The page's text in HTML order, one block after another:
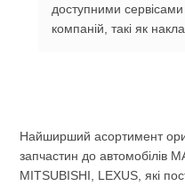
доступними
компаній, такі як
Найширший асортимент
запчастин до автомобілів
MITSUBISHI, LEXUS, які